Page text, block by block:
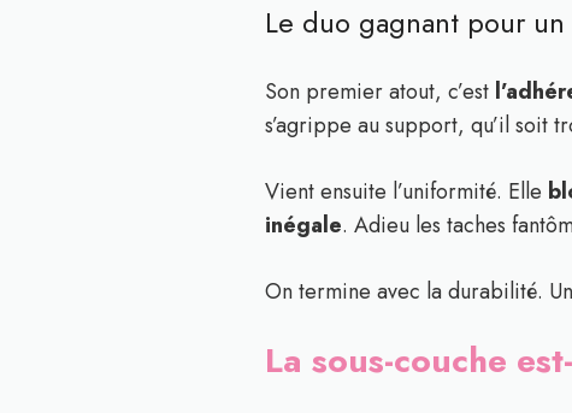
Le duo gagnant pour
Son premier atout, c’est
s’agrippe au support, qu’il soit
Vient ensuite l’uniformité. Elle
inégale. Adieu les taches
On termine avec la durabilité.
La sous-couche